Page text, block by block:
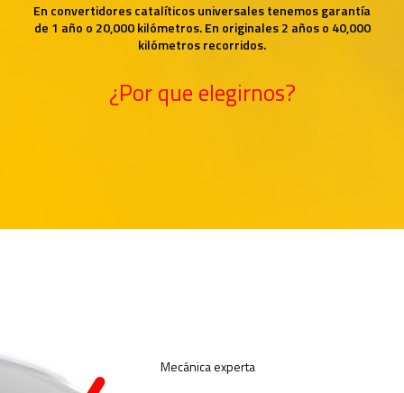
En convertidores catalíticos universales tenemos garantía
de 1 año o 20,000 kilómetros. En originales 2 años o 40,000
kilómetros recorridos.
¿Por que elegirnos?
Mecánica experta